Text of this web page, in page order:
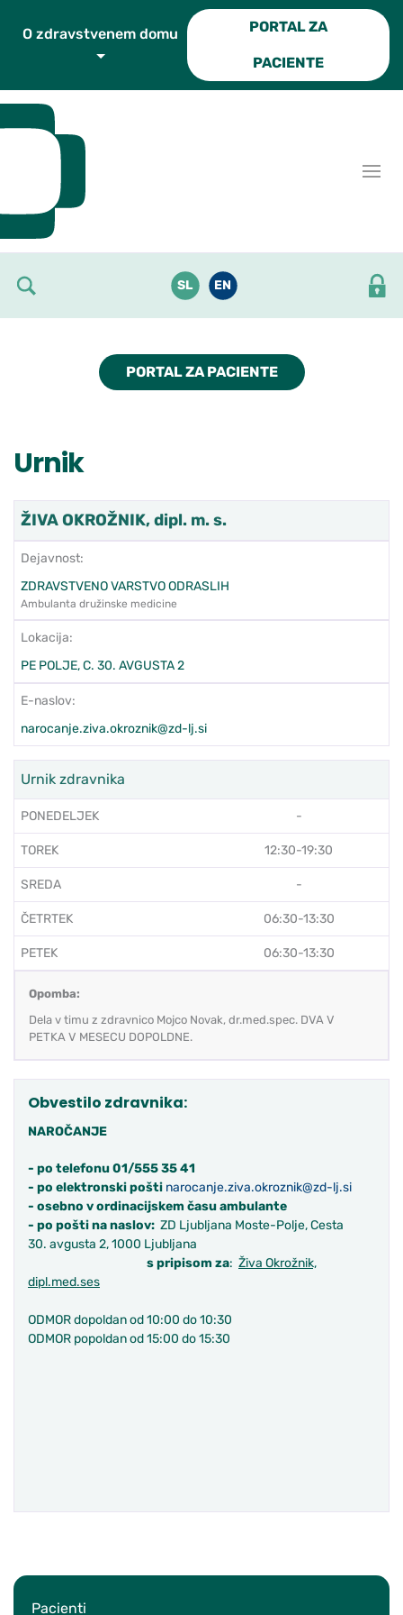
PORTAL ZA
PACIENTE
SL EN
PORTAL ZA PACIENTE
Pacienti
Urnik
ŽIVA OKROŽNIK, dipl. m. s.
Dejavnost:
ZDRAVSTVENO VARSTVO ODRASLIH
Ambulanta družinske medicine
Lokacija:
PE POLJE, C. 30. AVGUSTA 2
E-naslov:
narocanje.ziva.okroznik@zd-lj.si
Urnik zdravnika
PONEDELJEK -
TOREK 12:30-19:30
SREDA -
ČETRTEK 06:30-13:30
PETEK 06:30-13:30
Opomba:
Dela v timu z zdravnico Mojco Novak, dr.med.spec. DVA V
PETKA V MESECU DOPOLDNE.
Obvestilo zdravnika:
NAROČANJE
- po telefonu 01/555 35 41
- po elektronski pošti narocanje.ziva.okroznik@zd-lj.si
- osebno v ordinacijskem času ambulante
- po pošti na naslov: ZD Ljubljana Moste-Polje, Cesta
30. avgusta 2, 1000 Ljubljana
s pripisom za: Živa Okrožnik,
dipl.med.ses
ODMOR dopoldan od 10:00 do 10:30
ODMOR popoldan od 15:00 do 15:30